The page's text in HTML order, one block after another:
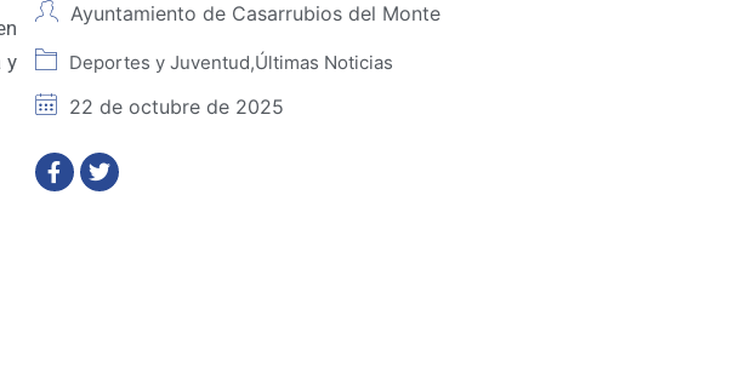
y
Ayuntamiento de Casarrubios del Monte
Deportes y Juventud,Últimas Noticias
22 de octubre de 2025